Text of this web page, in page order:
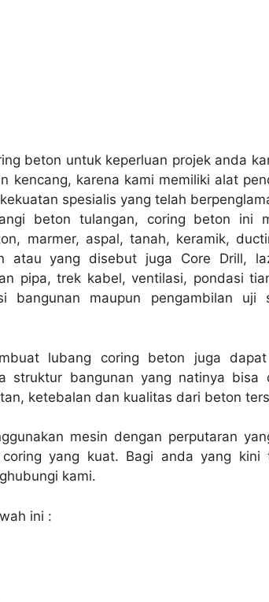
beton untuk keperluan projek anda
kencang, karena kami memiliki alat
spesialis yang telah
beton tulangan, coring beton ini
marmer, aspal, tanah, keramik,
atau yang disebut juga Core Drill,
pipa, trek kabel, ventilasi, pondasi
bangunan maupun pengambilan uji
lubang coring beton juga
struktur bangunan yang natinya bisa
ketebalan dan kualitas dari beton
mesin dengan perputaran
yang kuat. Bagi anda yang kini
kami.
ini :